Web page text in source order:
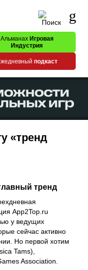
Альманах Игровая
Индустрия
подкаст
«тренд
тренд
App2Top.ru
у ведущих
сейчас активно
Но первой хотим
Tams),
Association.